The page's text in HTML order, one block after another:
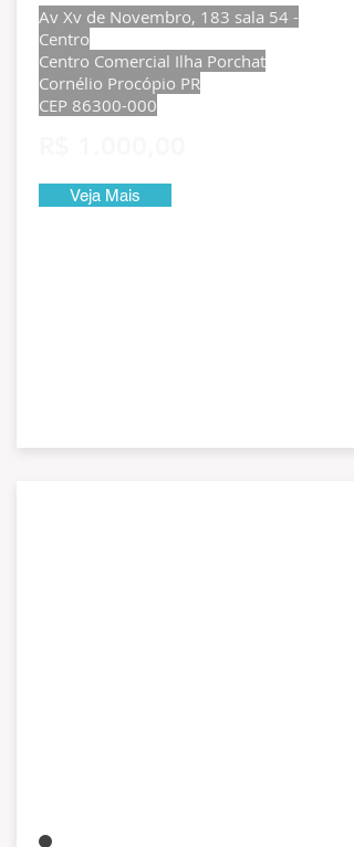
Av Xv de Novembro, 183 sala 54 -
Centro
Centro Comercial Ilha Porchat
Cornélio Procópio PR
CEP 86300-000
Veja Mais